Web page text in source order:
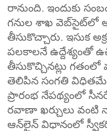
రానుంది. ఇందుకు
గనుల శాఖ వెబ్‌సైట్‌లో
తీసుకొచ్చారు. ఇసుక
పలకాలనే ఉద్దేశ్యంతో
తీసుకొచ్చినట్లు గతంలో
తెలిపిన సంగతి
ప్రారంభ నేపథ్యంలో
రవాణా ఖర్చులు వంటి
ఆన్‌లైన్‌ విధానంలో